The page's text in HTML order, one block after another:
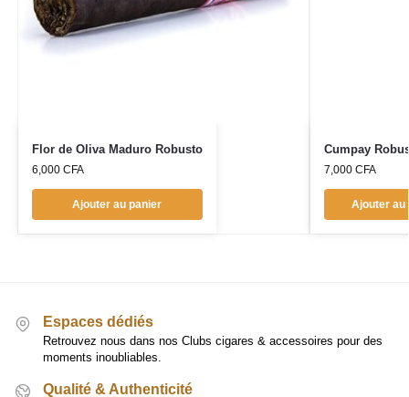
Flor de Oliva Maduro Robusto
6,000 CFA
Ajouter au panier
Cumpay
7,000 CFA
Ajouter au
Espaces dédiés
Retrouvez nous dans nos Clubs cigares & accessoires pour des
moments inoubliables.
Qualité & Authenticité